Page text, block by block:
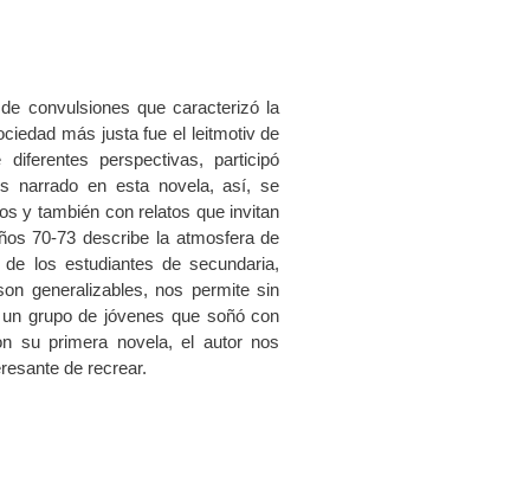
convulsiones que caracterizó la
más justa fue el leitmotiv de
perspectivas, participó
narrado en esta novela, así, se
y también con relatos que invitan
70-73 describe la atmosfera de
los estudiantes de secundaria,
generalizables, nos permite sin
grupo de jóvenes que soñó con
su primera novela, el autor nos
de recrear.